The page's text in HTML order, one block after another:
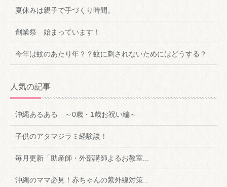
夏休みは親子で手づくり時間。
創業祭 始まっています！
今年は蚊のあたり年？？蚊に刺されないためにはどうする？
人気の記事
沖縄あるある ～0歳・1歳お祝い編～
子供のアタマジラミ経験談！
毎月更新「助産師・外部講師よるお教室...
沖縄のママ必見！赤ちゃんの紫外線対策...